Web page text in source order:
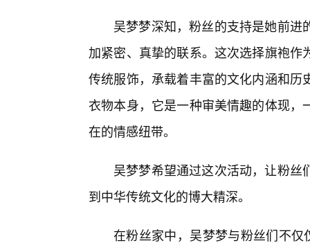
吴梦梦深知，粉丝的支持是她前
加紧密、真挚的联系。这次选择旗袍
传统服饰，承载着丰富的文化内涵和
衣物本身，它是一种审美情趣的体现
在的情感纽带。
吴梦梦希望通过这次活动，让粉
到中华传统文化的博大精深。
在粉丝家中，吴梦梦与粉丝们不仅